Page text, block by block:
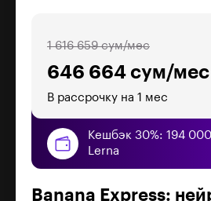
646 664 сум/мес
1 616 659 сум/мес
В рассрочку на 1 мес
Кешбэк 30%: 194
Lerna
Banana Express: